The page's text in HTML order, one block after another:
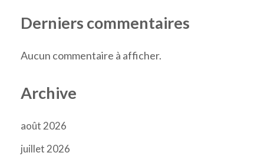
Derniers commentaires
Aucun commentaire à afficher.
Archive
août 2026
juillet 2026